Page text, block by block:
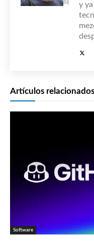
y
Artículos relacionados
Software